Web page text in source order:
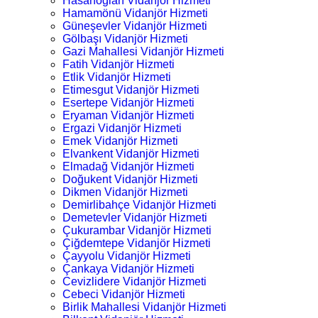
Hamamönü Vidanjör Hizmeti
Güneşevler Vidanjör Hizmeti
Gölbaşı Vidanjör Hizmeti
Gazi Mahallesi Vidanjör Hizmeti
Fatih Vidanjör Hizmeti
Etlik Vidanjör Hizmeti
Etimesgut Vidanjör Hizmeti
Esertepe Vidanjör Hizmeti
Eryaman Vidanjör Hizmeti
Ergazi Vidanjör Hizmeti
Emek Vidanjör Hizmeti
Elvankent Vidanjör Hizmeti
Elmadağ Vidanjör Hizmeti
Doğukent Vidanjör Hizmeti
Dikmen Vidanjör Hizmeti
Demirlibahçe Vidanjör Hizmeti
Demetevler Vidanjör Hizmeti
Çukurambar Vidanjör Hizmeti
Çiğdemtepe Vidanjör Hizmeti
Çayyolu Vidanjör Hizmeti
Çankaya Vidanjör Hizmeti
Cevizlidere Vidanjör Hizmeti
Cebeci Vidanjör Hizmeti
Birlik Mahallesi Vidanjör Hizmeti